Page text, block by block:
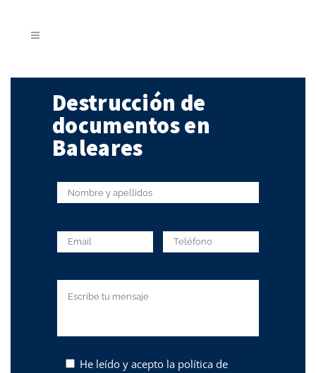
Destrucción de
documentos en
Baleares
He leído y acepto la política de